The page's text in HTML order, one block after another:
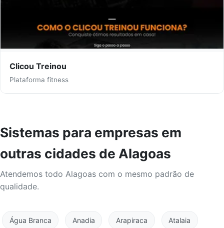
Clicou Treinou
Plataforma fitness
Sistemas para empresas em
outras cidades de Alagoas
Atendemos todo Alagoas com o mesmo padrão de
qualidade.
Água Branca Anadia Arapiraca Atalaia